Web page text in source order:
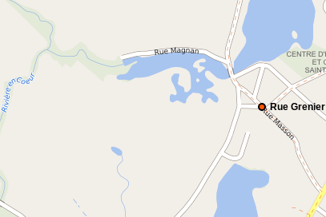
Rue Grenier